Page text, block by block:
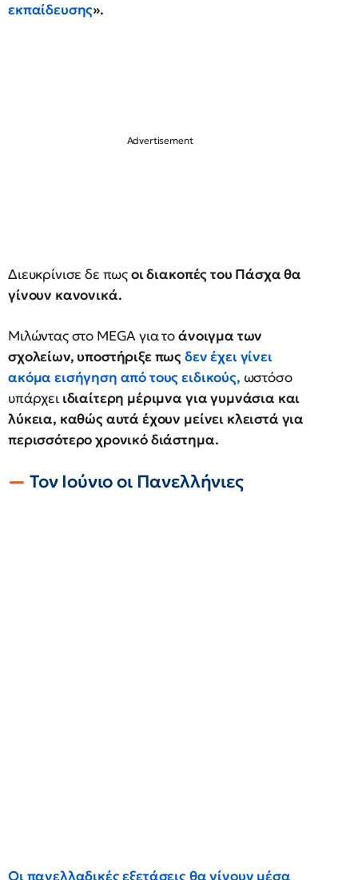
εκπαίδευσης».
Διευκρίνισε δε πωςοι διακοπές του Πάσχα θα
γίνουν κανονικά.
Μιλώντας στο MEGA για τοάνοιγμα των
σχολείων, υποστήριξε πωςδεν έχει γίνει
ακόμα εισήγηση από τους ειδικούς, ωστόσο
υπάρχει ιδιαίτερη μέριμνα για γυμνάσια και
λύκεια, καθώς αυτά έχουν μείνει κλειστά για
περισσότερο χρονικό διάστημα.
Τον Ιούνιο οι Πανελλήνιες
Οι πανελλαδικές εξετάσεις θα γίνουν μέσα